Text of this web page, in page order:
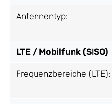
Antennentyp:
LTE / Mobilfunk (SISO)
Frequenzbereiche (LTE):